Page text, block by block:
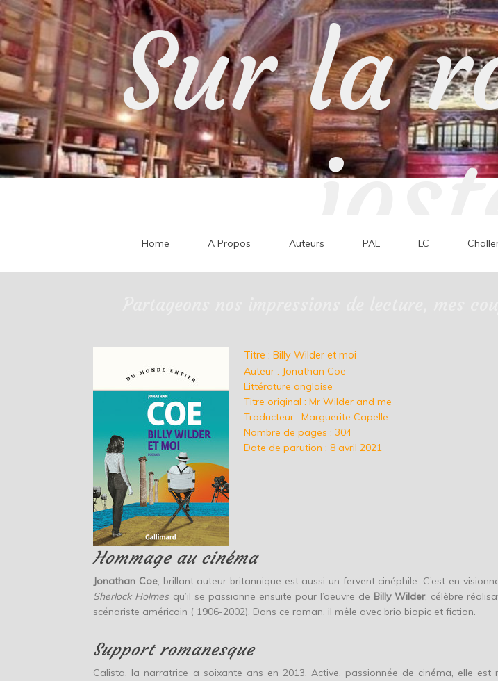
Skip
to
content
Sur la
Home A Propos Auteurs PAL LC
Titre : Billy Wilder et moi
Auteur : Jonathan Coe
Littérature anglaise
Titre original : Mr Wilder and me
Traducteur : Marguerite Capelle
Nombre de pages : 304
Date de parution : 8 avril 2021
Hommage au cinéma
Jonathan Coe, brillant auteur britannique est aussi un fervent cinéphile. C’est en
Sherlock Holmesqu’il se passionne ensuite pour l’oeuvre de Billy Wilder, célèbre
scénariste américain ( 1906-2002). Dans ce roman, il mêle avec brio biopic et fiction.
Support romanesque
Calista, la narratrice a soixante ans en 2013. Active, passionnée de cinéma, elle est